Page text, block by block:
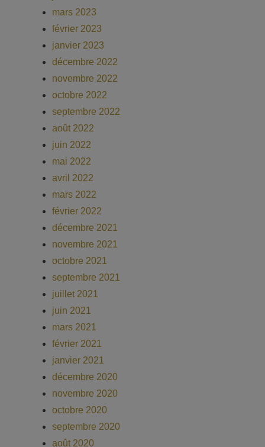
mars 2023
février 2023
janvier 2023
décembre 2022
novembre 2022
octobre 2022
septembre 2022
août 2022
juin 2022
mai 2022
avril 2022
mars 2022
février 2022
décembre 2021
novembre 2021
octobre 2021
septembre 2021
juillet 2021
juin 2021
mars 2021
février 2021
janvier 2021
décembre 2020
novembre 2020
octobre 2020
septembre 2020
août 2020